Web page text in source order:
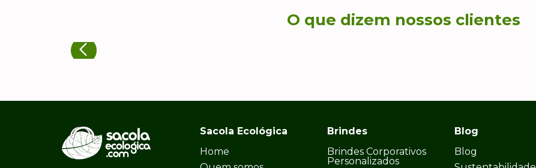
O que dizem nossos clientes
Sacola Ecológica
Home
Brindes
Brindes Corporativos
Personalizados
Blog
Blog